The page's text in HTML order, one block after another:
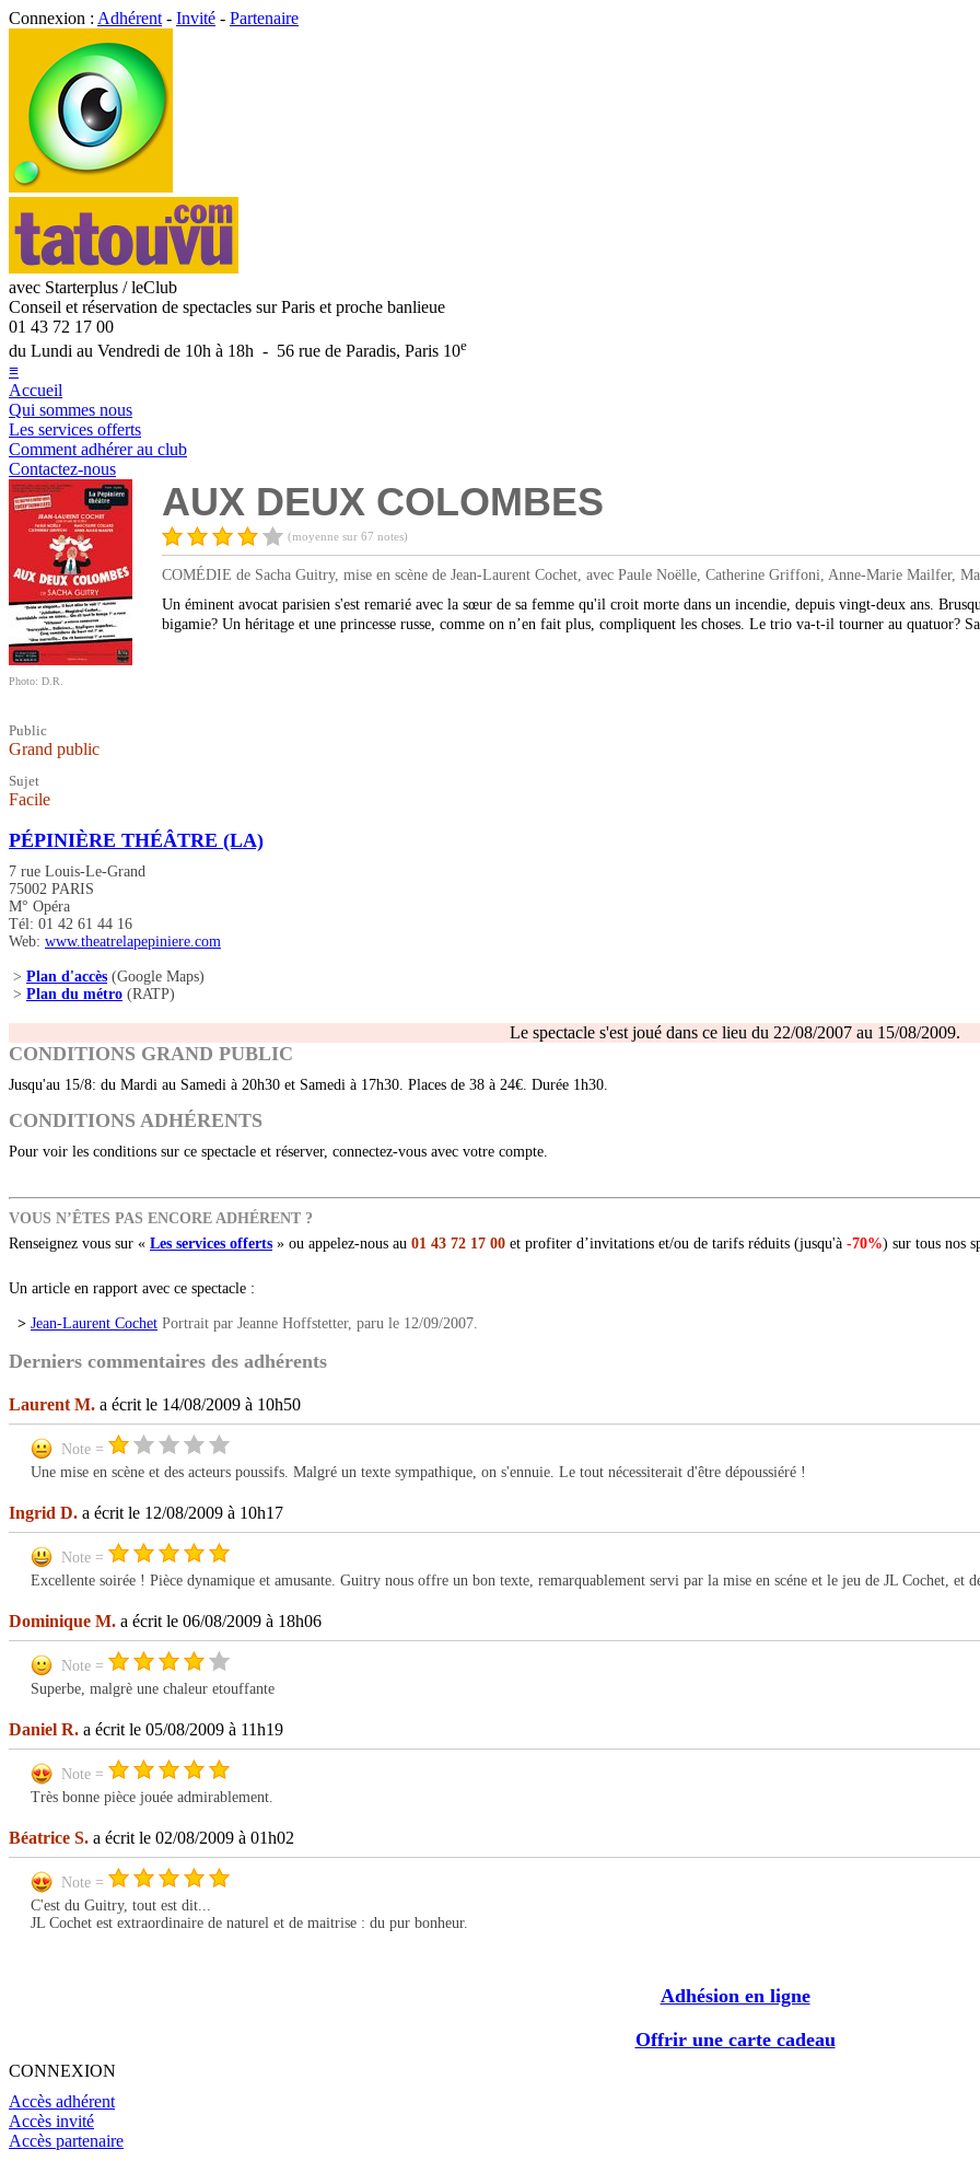
Connexion : Adhérent - Invité - Partenaire
avec Starterplus / leClub
Conseil et réservation de spectacles sur Paris et proche banlieue
01 43 72 17 00
du Lundi au Vendredi de 10h à 18h - 56 rue de Paradis, Paris 10e
≡
Accueil
Qui sommes nous
Les services offerts
Comment adhérer au club
Contactez-nous
Photo: D.R.
Public
Grand public
Sujet
Facile
AUX DEUX COLOMBES
(moyenne sur 67 notes)
COMÉDIE de Sacha Guitry, mise en scène de Jean-Laurent Cochet, avec Paule Noëlle, Catherine Griffoni, Anne-Marie Mailfer,
Un éminent avocat parisien s'est remarié avec la sœur de sa femme qu'il croit morte dans un incendie, depuis vingt-deux ans.
bigamie? Un héritage et une princesse russe, comme on n’en fait plus, compliquent les choses. Le trio va-t-il tourner au quatuor?
PÉPINIÈRE THÉÂTRE (LA)
7 rue Louis-Le-Grand
75002 PARIS
M° Opéra
Tél: 01 42 61 44 16
Web: www.theatrelapepiniere.com
> Plan d'accès (Google Maps)
> Plan du métro (RATP)
Le spectacle s'est joué dans ce lieu du 22/08/2007 au 15/08/2009.
CONDITIONS GRAND PUBLIC
Jusqu'au 15/8: du Mardi au Samedi à 20h30 et Samedi à 17h30. Places de 38 à 24€. Durée 1h30.
CONDITIONS ADHÉRENTS
Pour voir les conditions sur ce spectacle et réserver, connectez-vous avec votre compte.
VOUS N’ÊTES PAS ENCORE ADHÉRENT ?
Renseignez vous sur « Les services offerts » ou appelez-nous au 01 43 72 17 00 et profiter d’invitations et/ou de tarifs réduits (jusqu'à -70%) sur tous nos
Un article en rapport avec ce spectacle :
> Jean-Laurent Cochet Portrait par Jeanne Hoffstetter, paru le 12/09/2007.
Derniers commentaires des adhérents
Laurent M. a écrit le 14/08/2009 à 10h50
Note =
Une mise en scène et des acteurs poussifs. Malgré un texte sympathique, on s'ennuie. Le tout nécessiterait d'être dépoussiéré !
Ingrid D. a écrit le 12/08/2009 à 10h17
Note =
Excellente soirée ! Pièce dynamique et amusante. Guitry nous offre un bon texte, remarquablement servi par la mise en scéne et le jeu de JL Cochet, et
Dominique M. a écrit le 06/08/2009 à 18h06
Note =
Superbe, malgrè une chaleur etouffante
Daniel R. a écrit le 05/08/2009 à 11h19
Note =
Très bonne pièce jouée admirablement.
Béatrice S. a écrit le 02/08/2009 à 01h02
Note =
C'est du Guitry, tout est dit...
JL Cochet est extraordinaire de naturel et de maitrise : du pur bonheur.
Adhésion en ligne
Offrir une carte cadeau
CONNEXION
Accès adhérent
Accès invité
Accès partenaire